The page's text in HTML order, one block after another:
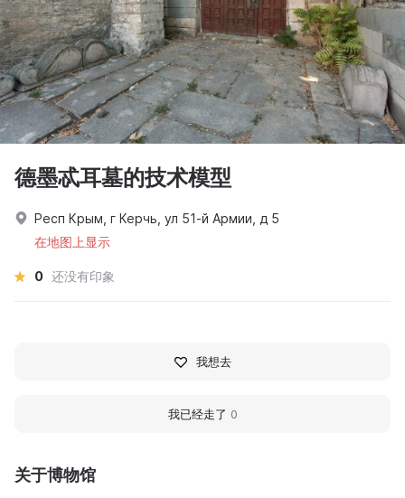
关于博物馆
德墨忒耳墓的技术模型
Респ Крым, г Керчь, ул 51-й Армии, д 5
在地图上显示
0 还没有印象
我想去
我已经走了 0